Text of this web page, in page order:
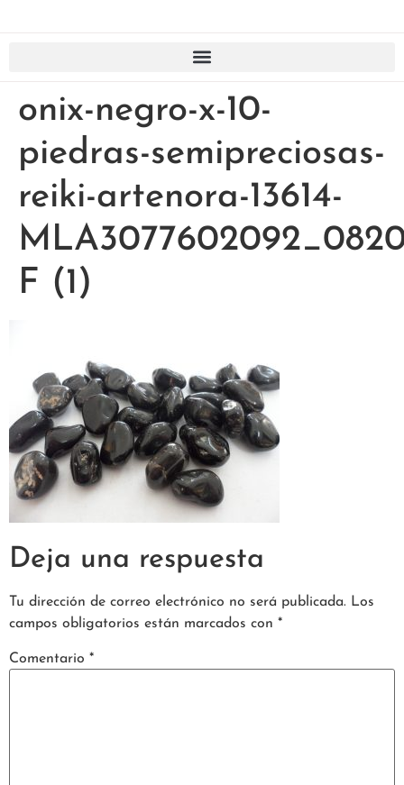
onix-negro-x-10-
piedras-semipreciosas-
reiki-artenora-13614-
F (1)
Deja una respuesta
Tu dirección de correo electrónico no será publicada. Los
campos obligatorios están marcados con *
Comentario *